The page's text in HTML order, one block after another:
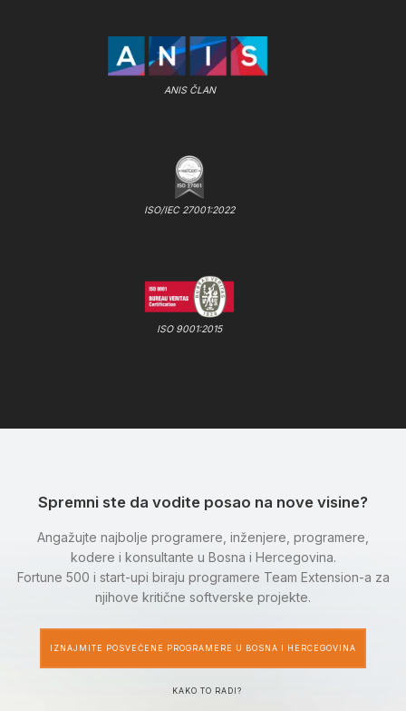
ANIS ČLAN
ISO/IEC 27001:2022
ISO 9001:2015
Spremni ste da vodite posao na nove visine?
Angažujte najbolje programere, inženjere, programere,
kodere i konsultante u Bosna i Hercegovina.
Fortune 500 i start-upi biraju programere Team Extension-a za
njihove kritične softverske projekte.
IZNAJMITE POSVEĆENE PROGRAMERE U BOSNA I HERCEGOVINA
KAKO TO RADI?